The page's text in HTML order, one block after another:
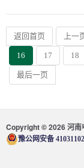
返回首页 上一
16 17 18
最后一页
Copyright © 2026 河南
豫公网安备